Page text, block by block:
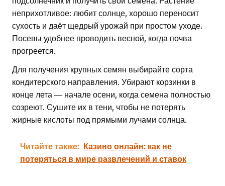
неприхотливое: любит солнце, хорошо переносит
сухость и даёт щедрый урожай при простом уходе.
Посевы удобнее проводить весной, когда почва
прогреется.
Для получения крупных семян выбирайте сорта
кондитерского направления. Убирают корзинки в
конце лета — начале осени, когда семена полностью
созреют. Сушите их в тени, чтобы не потерять
жирные кислоты под прямыми лучами солнца.
Читайте также: Казино онлайн: как не
потеряться в мире развлечений и ставок